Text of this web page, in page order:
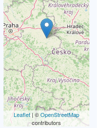
Leaflet | ©OpenStreetMap
contributors